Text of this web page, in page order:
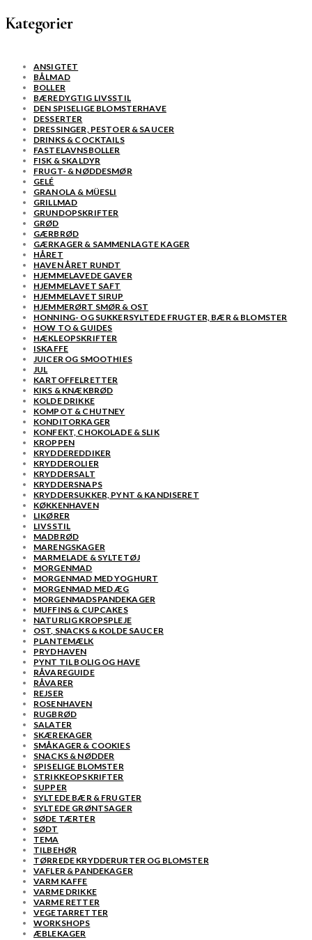
Kategorier
ANSIGTET
BÅLMAD
BOLLER
BÆREDYGTIG LIVSSTIL
DEN SPISELIGE BLOMSTERHAVE
DESSERTER
DRESSINGER, PESTOER & SAUCER
DRINKS & COCKTAILS
FASTELAVNSBOLLER
FISK & SKALDYR
FRUGT- & NØDDESMØR
GELÉ
GRANOLA & MÜESLI
GRILLMAD
GRUNDOPSKRIFTER
GRØD
GÆRBRØD
GÆRKAGER & SAMMENLAGTE KAGER
HÅRET
HAVEN ÅRET RUNDT
HJEMMELAVEDE GAVER
HJEMMELAVET SAFT
HJEMMELAVET SIRUP
HJEMMERØRT SMØR & OST
HONNING- OG SUKKERSYLTEDE FRUGTER, BÆR & BLOMSTER
HOW TO & GUIDES
HÆKLEOPSKRIFTER
ISKAFFE
JUICER OG SMOOTHIES
JUL
KARTOFFELRETTER
KIKS & KNÆKBRØD
KOLDE DRIKKE
KOMPOT & CHUTNEY
KONDITORKAGER
KONFEKT, CHOKOLADE & SLIK
KROPPEN
KRYDDEREDDIKER
KRYDDEROLIER
KRYDDERSALT
KRYDDERSNAPS
KRYDDERSUKKER, PYNT & KANDISERET
KØKKENHAVEN
LIKØRER
LIVSSTIL
MADBRØD
MARENGSKAGER
MARMELADE & SYLTETØJ
MORGENMAD
MORGENMAD MED YOGHURT
MORGENMAD MED ÆG
MORGENMADSPANDEKAGER
MUFFINS & CUPCAKES
NATURLIG KROPSPLEJE
OST, SNACKS & KOLDE SAUCER
PLANTEMÆLK
PRYDHAVEN
PYNT TIL BOLIG OG HAVE
RÅVAREGUIDE
RÅVARER
REJSER
ROSENHAVEN
RUGBRØD
SALATER
SKÆREKAGER
SMÅKAGER & COOKIES
SNACKS & NØDDER
SPISELIGE BLOMSTER
STRIKKEOPSKRIFTER
SUPPER
SYLTEDE BÆR & FRUGTER
SYLTEDE GRØNTSAGER
SØDE TÆRTER
SØDT
TEMA
TILBEHØR
TØRREDE KRYDDERURTER OG BLOMSTER
VAFLER & PANDEKAGER
VARM KAFFE
VARME DRIKKE
VARME RETTER
VEGETARRETTER
WORKSHOPS
ÆBLEKAGER